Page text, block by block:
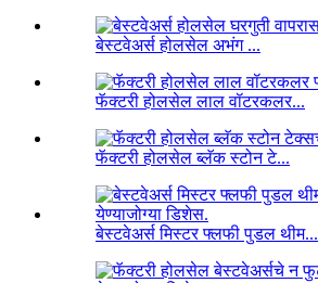
बेस्टवेअर्स होलसेल अभंग ...
फॅक्टरी होलसेल लाल वॉटरकलर...
फॅक्टरी होलसेल ब्लॅक स्टोन टे...
बेस्टवेअर्स मिस्टर फ्लफी पुडल थीम...